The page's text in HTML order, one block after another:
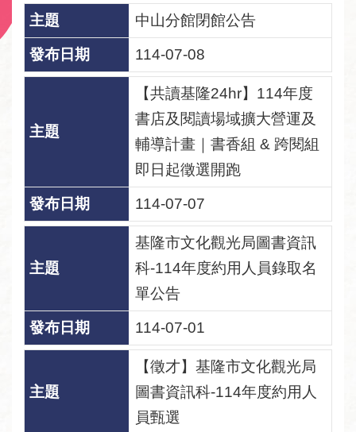
訊
安
宣
個
區
中山分館閉館公告
114-07-08
【共讀基隆24hr】114年度
書店及閱讀場域擴大營運及
輔導計畫｜書香組 & 跨閱組
即日起徵選開跑
114-07-07
基隆市文化觀光局圖書資訊
科-114年度約用人員錄取名
單公告
114-07-01
【徵才】基隆市文化觀光局
圖書資訊科-114年度約用人
員甄選